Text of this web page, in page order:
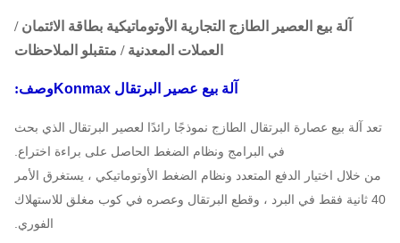
آلة بيع العصير الطازج التجارية الأوتوماتيكية بطاقة الائتمان /
العملات المعدنية / متقبلو الملاحظات
آلة بيع عصير البرتقال Konmax وصف:
تعد آلة بيع عصارة البرتقال الطازج نموذجًا رائدًا لعصير البرتقال الذي بحث
في البرامج ونظام الضغط الحاصل على براءة اختراع.
من خلال اختيار الدفع المتعدد ونظام الضغط الأوتوماتيكي ، يستغرق الأمر
40 ثانية فقط في البرد ، وقطع البرتقال وعصره في كوب مغلق للاستهلاك
الفوري.